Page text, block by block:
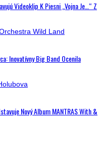
Videoklip K Piesni „Vojna Je…“ Z
Inovatívny Big Band Ocenila
Nový Album MANTRAS With &